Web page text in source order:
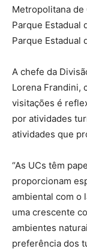
Metropolitana
Parque Estadual
Parque Estadual
A chefe da
Lorena Frandini,
visitações é
por atividades
atividades que
“As UCs têm
proporcionam
ambiental com o
uma crescente
ambientes
preferência dos